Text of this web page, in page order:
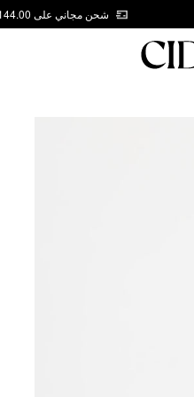
شحن مجاني على AED 144.00